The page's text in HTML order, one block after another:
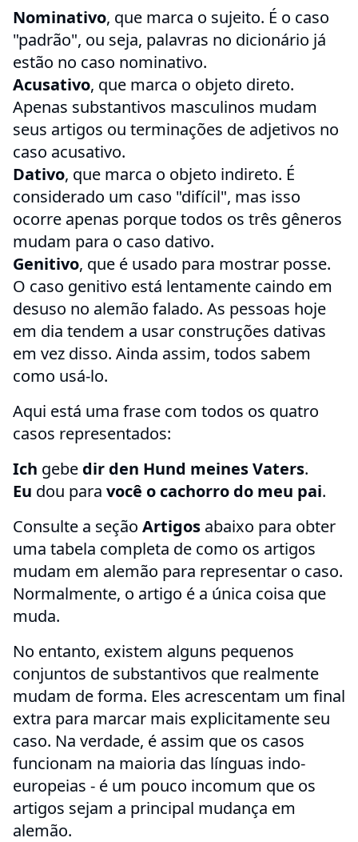
Nominativo, que marca o sujeito. É o caso
"padrão", ou seja, palavras no dicionário já
estão no caso nominativo.
Acusativo, que marca o objeto direto.
Apenas substantivos masculinos mudam
seus artigos ou terminações de adjetivos no
caso acusativo.
Dativo, que marca o objeto indireto. É
considerado um caso "difícil", mas isso
ocorre apenas porque todos os três gêneros
mudam para o caso dativo.
Genitivo, que é usado para mostrar posse.
O caso genitivo está lentamente caindo em
desuso no alemão falado. As pessoas hoje
em dia tendem a usar construções dativas
em vez disso. Ainda assim, todos sabem
como usá-lo.
Aqui está uma frase com todos os quatro
casos representados:
Ich gebe dir den Hund meines Vaters.
Eu dou para você o cachorro do meu pai.
Consulte a seção Artigos abaixo para obter
uma tabela completa de como os artigos
mudam em alemão para representar o caso.
Normalmente, o artigo é a única coisa que
muda.
No entanto, existem alguns pequenos
conjuntos de substantivos que realmente
mudam de forma. Eles acrescentam um final
extra para marcar mais explicitamente seu
caso. Na verdade, é assim que os casos
funcionam na maioria das línguas indo-
europeias - é um pouco incomum que os
artigos sejam a principal mudança em
alemão.